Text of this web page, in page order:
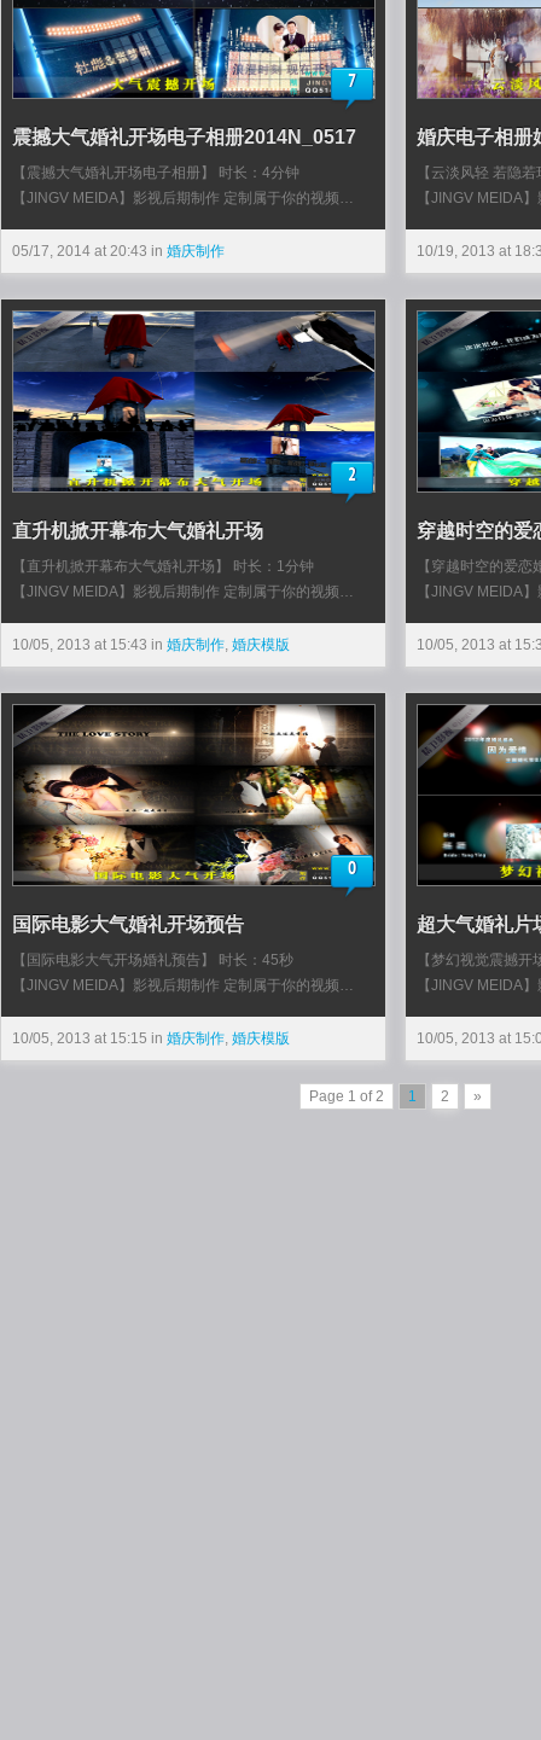
7
震撼大气婚礼开场电子相册2014N_0517
【震撼大气婚礼开场电子相册】 时长：4分钟
【JINGV MEIDA】影视后期制作 定制属于你的视频…
05/17, 2014 at 20:43 in 婚庆制作
婚庆电子相册
【云淡风轻 若隐
【JINGV MEIDA
10/19, 2013 at
2
直升机掀开幕布大气婚礼开场
【直升机掀开幕布大气婚礼开场】 时长：1分钟
【JINGV MEIDA】影视后期制作 定制属于你的视频…
10/05, 2013 at 15:43 in 婚庆制作, 婚庆模版
穿越时空的爱
【穿越时空的爱
【JINGV MEIDA
10/05, 2013 at
0
国际电影大气婚礼开场预告
【国际电影大气开场婚礼预告】 时长：45秒
【JINGV MEIDA】影视后期制作 定制属于你的视频…
10/05, 2013 at 15:15 in 婚庆制作, 婚庆模版
超大气婚礼片
【梦幻视觉震撼
【JINGV MEIDA
10/05, 2013 at
Page 1 of 2 1 2 »